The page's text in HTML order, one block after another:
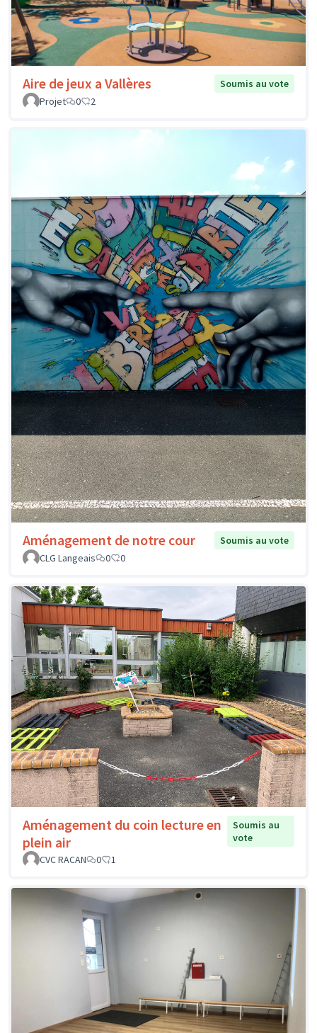
Aire de jeux a Vallères
Soumis au vote
Projet
0 2
Aménagement de notre cour
Soumis au vote
CLG Langeais
0 0
Aménagement du coin lecture en
plein air
Soumis au
vote
CVC RACAN
0 1